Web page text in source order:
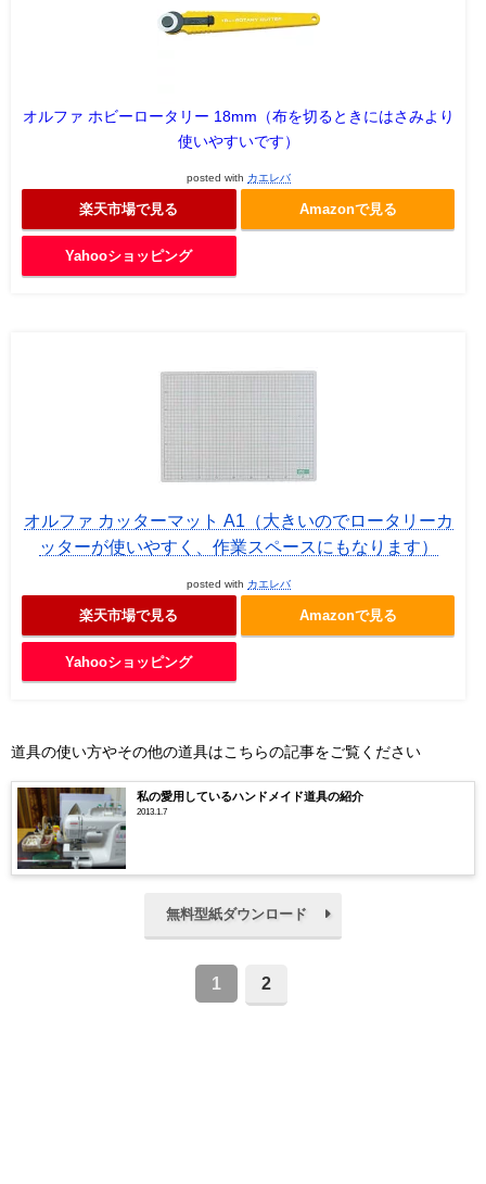
オルファ ホビーロータリー 18mm（布を切るときにはさみより
使いやすいです）
posted with カエレバ
楽天市場で見る Amazonで見る
Yahooショッピング
オルファ カッターマット A1（大きいのでロータリーカ
ッターが使いやすく、作業スペースにもなります）
posted with カエレバ
楽天市場で見る Amazonで見る
Yahooショッピング
道具の使い方やその他の道具はこちらの記事をご覧ください
私の愛用しているハンドメイド道具の紹介
2013.1.7
無料型紙ダウンロード
1 2